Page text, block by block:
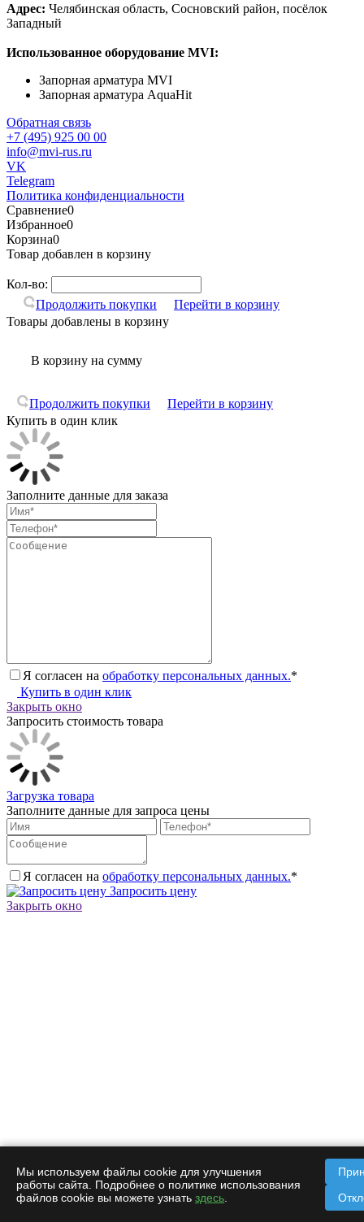
Адрес: Челябинская область, Сосновский район, посёлок
Западный
Использованное оборудование MVI:
Запорная арматура MVI
Запорная арматура AquaHit
Обратная связь
+7 (495) 925 00 00
info@mvi-rus.ru
VK
Telegram
Политика конфиденциальности
Сравнение0
Избранное0
Корзина0
Товар добавлен в корзину
Кол-во:
Продолжить покупки
Перейти в корзину
Товары добавлены в корзину
В корзину на сумму
Продолжить покупки
Перейти в корзину
Купить в один клик
Заполните данные для заказа
Я согласен на обработку персональных данных.*
Купить в один клик
Закрыть окно
Запросить стоимость товара
Загрузка товара
Заполните данные для запроса цены
Я согласен на обработку персональных данных.*
Запросить цену
Закрыть окно
Мы используем файлы cookie для улучшения
работы сайта. Подробнее о политике использования
файлов cookie вы можете узнать здесь